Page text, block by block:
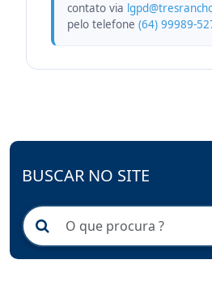
contato via
pelo telefone (64) 99989-
BUSCAR NO SITE